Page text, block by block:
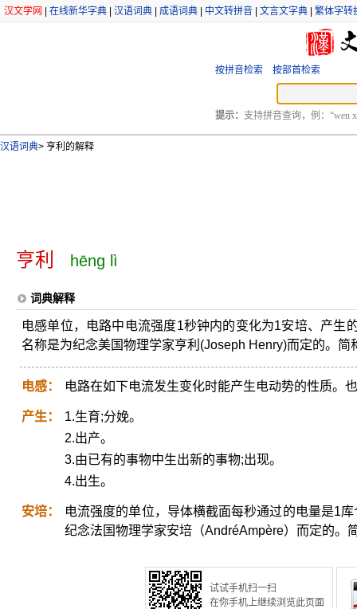
汉文学网 在线新华字典 汉语词典 成语词典 中文转拼音 文言文字典 繁体字转
按拼音检索 按部首检索
提示： 支持拼音查询，例：“wen
汉语词典> 亨利的解释
亨利 hēng lì
词典解释
电感单位，电路中电流强度1秒钟内的变化为1安培、产生
名称是为纪念美国物理学家亨利(Joseph Henry)而定的。简
电感： 电路在如下电流发生变化时能产生电动势的性质。
产生：
1.生育;分娩。
2.出产。
3.由已有的事物中生出新的事物;出现。
4.出生。
安培：
电流强度的单位，导体横截面每秒通过的电量是1
纪念法国物理学家安培（AndréAmpère）而定的。
试试手机扫一扫
在你手机上继续浏览此页面